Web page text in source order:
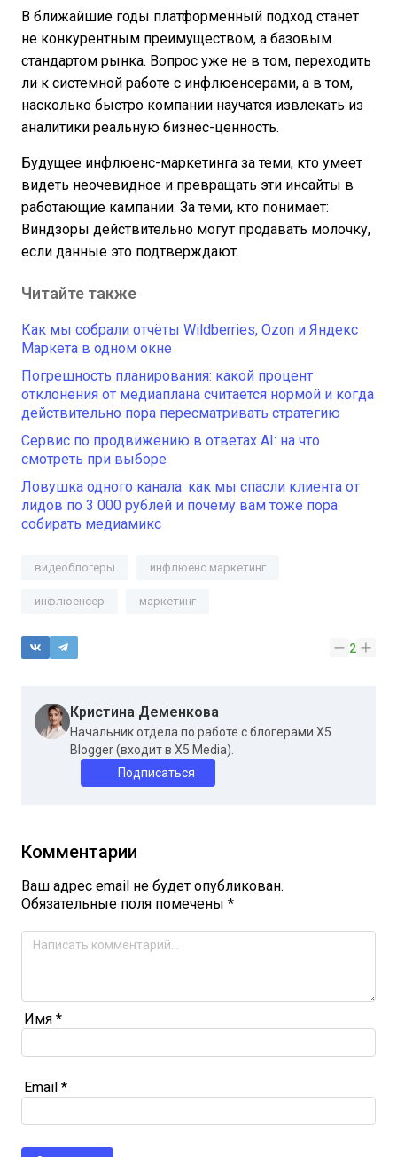
В ближайшие годы платформенный подход станет
не конкурентным преимуществом, а базовым
стандартом рынка. Вопрос уже не в том, переходить
ли к системной работе с инфлюенсерами, а в том,
насколько быстро компании научатся извлекать из
аналитики реальную бизнес-ценность.
Будущее инфлюенс-маркетинга за теми, кто умеет
видеть неочевидное и превращать эти инсайты в
работающие кампании. За теми, кто понимает:
Виндзоры действительно могут продавать молочку,
если данные это подтверждают.
Читайте также
Как мы собрали отчёты Wildberries, Ozon и Яндекс
Маркета в одном окне
Погрешность планирования: какой процент
отклонения от медиаплана считается нормой и когда
действительно пора пересматривать стратегию
Сервис по продвижению в ответах AI: на что
смотреть при выборе
Ловушка одного канала: как мы спасли клиента от
лидов по 3 000 рублей и почему вам тоже пора
собирать медиамикс
видеоблогеры инфлюенс маркетинг
инфлюенсер маркетинг
2
Кристина Деменкова
Начальник отдела по работе с блогерами X5
Blogger (входит в X5 Media).
Подписаться
Комментарии
Ваш адрес email не будет опубликован.
Обязательные поля помечены *
Имя *
Email *